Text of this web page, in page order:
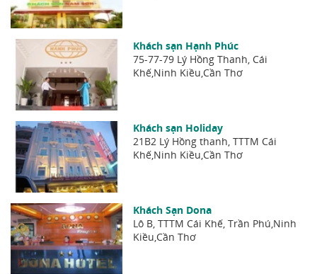
Khách sạn Hạnh Phúc
75-77-79 Lý Hồng Thanh, Cái
Khế,Ninh Kiều,Cần Thơ
Khách sạn Holiday
21B2 Lý Hồng thanh, TTTM Cái
Khế,Ninh Kiều,Cần Thơ
Khách Sạn Dona
Lô B, TTTM Cái Khế, Trần Phú,Ninh
Kiều,Cần Thơ